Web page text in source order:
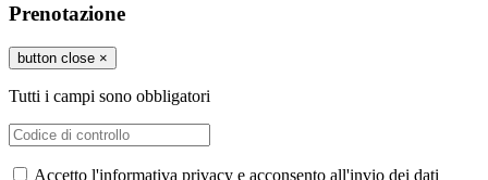
Prenotazione
button close ×
Tutti i campi sono obbligatori
Accetto l'informativa privacy e acconsento all'invio dei dati